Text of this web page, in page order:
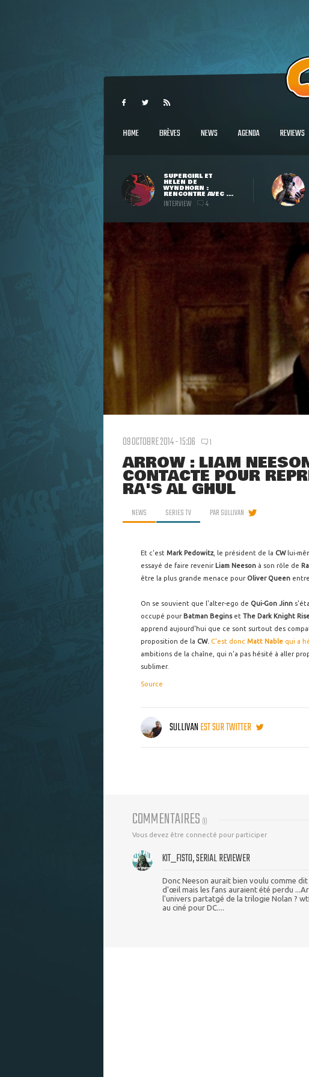
HOME BRÈVES NEWS AGENDA REVIEWS
SUPERGIRL ET
HELEN DE
WYNDHORN :
RENCONTRE AVEC ...
INTERVIEW 4
09 OCTOBRE 2014 - 15:06 1
ARROW : LIAM
CONTACTÉ POUR
RA'S AL GHUL
NEWS SERIES TV PARSULLIVAN
Et c'est Mark Pedowitz, le président de la CWlui-
essayé de faire revenir Liam Neeson à son rôle de
être la plus grande menace pour Oliver Queen
On se souvient que l'alter-ego de Qui-Gon Jinn
occupé pour Batman Beginset The Dark Knight
apprend aujourd'hui que ce sont surtout des
proposition de la CW. C'est donc Matt Nable qui a
ambitions de la chaîne, qui n'a pas hésité à aller
sublimer.
Source
SULLIVANEST SUR TWITTER
COMMENTAIRES (1)
Vous devez être connecté pour participer
KIT_FISTO, SERIAL REVIEWER
Donc Neeson aurait bien voulu comme
d'œil mais les fans auraient été perdu
l'univers partatgé de la trilogie Nolan ?
au ciné pour DC....